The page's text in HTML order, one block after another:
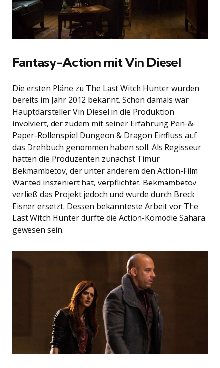
Fantasy-Action mit Vin Diesel
Die ersten Pläne zu The Last Witch Hunter wurden
bereits im Jahr 2012 bekannt. Schon damals war
Hauptdarsteller Vin Diesel in die Produktion
involviert, der zudem mit seiner Erfahrung Pen-&-
Paper-Rollenspiel Dungeon & Dragon Einfluss auf
das Drehbuch genommen haben soll. Als Regisseur
hatten die Produzenten zunächst Timur
Bekmambetov, der unter anderem den Action-Film
Wanted inszeniert hat, verpflichtet. Bekmambetov
verließ das Projekt jedoch und wurde durch Breck
Eisner ersetzt. Dessen bekannteste Arbeit vor The
Last Witch Hunter dürfte die Action-Komödie Sahara
gewesen sein.